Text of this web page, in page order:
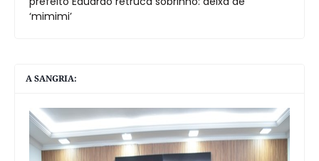
‘mimimi’
A SANGRIA: